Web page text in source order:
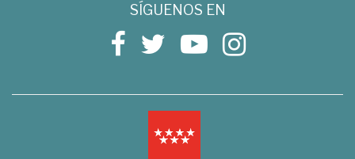
SÍGUENOS EN